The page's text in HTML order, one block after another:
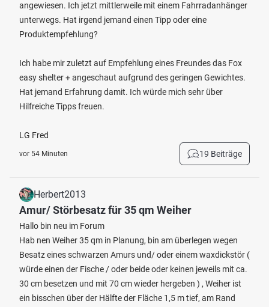
angewiesen. Ich jetzt mittlerweile mit einem Fahrradanhänger
unterwegs. Hat irgend jemand einen Tipp oder eine
Produktempfehlung?
Ich habe mir zuletzt auf Empfehlung eines Freundes das Fox
easy shelter + angeschaut aufgrund des geringen Gewichtes.
Hat jemand Erfahrung damit. Ich würde mich sehr über
Hilfreiche Tipps freuen.
LG Fred
vor 54 Minuten 19 Beiträge
Herbert2013
Amur/ Störbesatz für 35 qm Weiher
Hallo bin neu im Forum
Hab nen Weiher 35 qm in Planung, bin am überlegen wegen
Besatz eines schwarzen Amurs und/ oder einem waxdickstör (
würde einen der Fische / oder beide oder keinen jeweils mit ca.
30 cm besetzen und mit 70 cm wieder hergeben ) , Weiher ist
ein bisschen über der Hälfte der Fläche 1,5 m tief, am Rand